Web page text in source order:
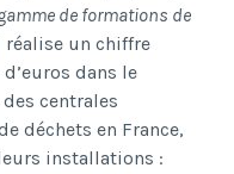
de formations de
un chiffre
dans le
centrales
déchets en France,
installations :